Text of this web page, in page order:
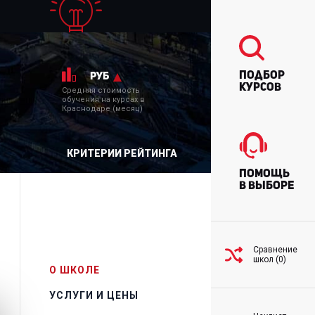
руб
Средняя стоимость
обучения на курсах в
Краснодаре (месяц)
КРИТЕРИИ РЕЙТИНГА
О ШКОЛЕ
УСЛУГИ И ЦЕНЫ
Подбор
курсов
Помощь
в выборе
Сравнение
школ (0)